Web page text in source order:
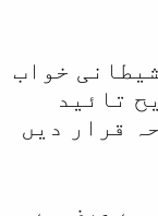
خواب
تائید
قرار دیں